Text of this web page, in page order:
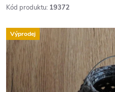
Kód produktu: 19372
Výprodej